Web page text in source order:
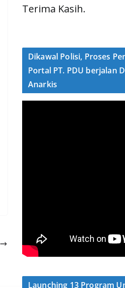
Terima Kasih.
Dikawal Polisi, Proses
Portal PT. PDU berjalan
Anarkis
Launching 13 Program